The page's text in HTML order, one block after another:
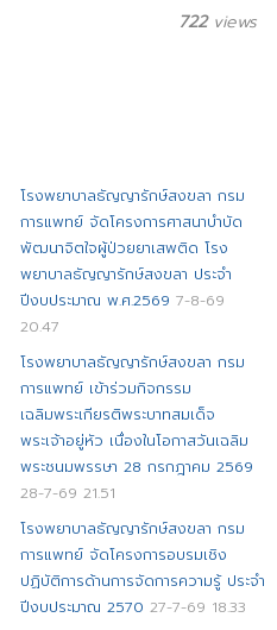
722views
โรงพยาบาลธัญญารักษ์สงขลา กรม
การแพทย์ จัดโครงการศาสนาบำบัด
พัฒนาจิตใจผู้ป่วยยาเสพติด โรง
พยาบาลธัญญารักษ์สงขลา ประจำ
ปีงบประมาณ พ.ศ.2569 7-8-69
20.47
โรงพยาบาลธัญญารักษ์สงขลา กรม
การแพทย์ เข้าร่วมกิจกรรม
เฉลิมพระเกียรติพระบาทสมเด็จ
พระเจ้าอยู่หัว เนื่องในโอกาสวันเฉลิม
พระชนมพรรษา 28 กรกฎาคม 2569
28-7-69 21.51
โรงพยาบาลธัญญารักษ์สงขลา กรม
การแพทย์ จัดโครงการอบรมเชิง
ปฏิบัติการด้านการจัดการความรู้ ประจำ
ปีงบประมาณ 2570 27-7-69 18.33